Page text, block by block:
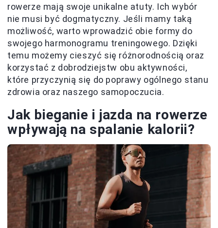
rowerze mają swoje unikalne atuty. Ich wybór
nie musi być dogmatyczny. Jeśli mamy taką
możliwość, warto wprowadzić obie formy do
swojego harmonogramu treningowego. Dzięki
temu możemy cieszyć się różnorodnością oraz
korzystać z dobrodziejstw obu aktywności,
które przyczynią się do poprawy ogólnego stanu
zdrowia oraz naszego samopoczucia.
Jak bieganie i jazda na rowerze
wpływają na spalanie kalorii?